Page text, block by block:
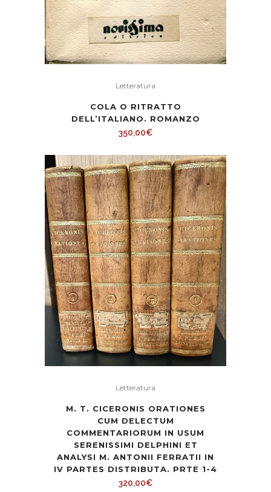
Letteratura
COLA O RITRATTO
DELL’ITALIANO. ROMANZO
350,00€
Letteratura
M. T. CICERONIS ORATIONES
CUM DELECTUM
COMMENTARIORUM IN USUM
SERENISSIMI DELPHINI ET
ANALYSI M. ANTONII FERRATII IN
IV PARTES DISTRIBUTA. PRTE 1-4
320,00€